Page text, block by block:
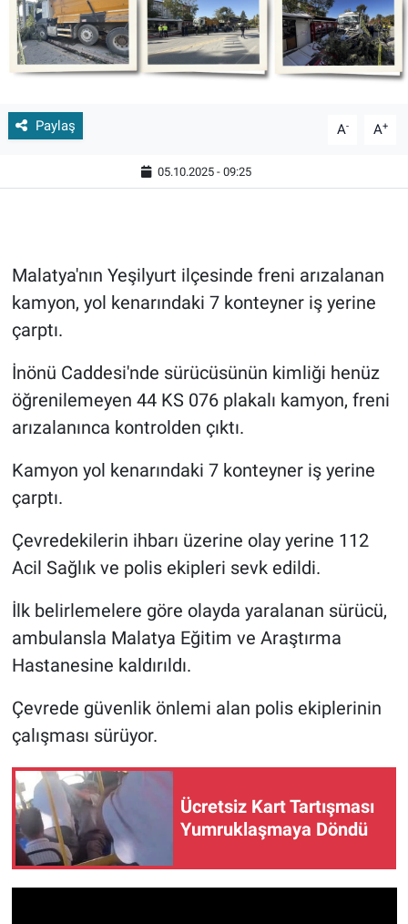
Paylaş A- A+
05.10.2025 - 09:25
Malatya'nın Yeşilyurt ilçesinde freni arızalanan
kamyon, yol kenarındaki 7 konteyner iş yerine
çarptı.
İnönü Caddesi'nde sürücüsünün kimliği henüz
öğrenilemeyen 44 KS 076 plakalı kamyon, freni
arızalanınca kontrolden çıktı.
Kamyon yol kenarındaki 7 konteyner iş yerine
çarptı.
Çevredekilerin ihbarı üzerine olay yerine 112
Acil Sağlık ve polis ekipleri sevk edildi.
İlk belirlemelere göre olayda yaralanan sürücü,
ambulansla Malatya Eğitim ve Araştırma
Hastanesine kaldırıldı.
Çevrede güvenlik önlemi alan polis ekiplerinin
çalışması sürüyor.
Ücretsiz Kart Tartışması
Yumruklaşmaya Döndü